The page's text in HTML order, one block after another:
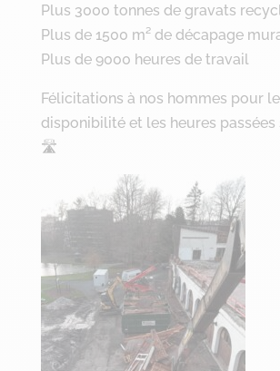
Plus 3000 tonnes de gravats
Plus de 1500 m² de décapage
Plus de 9000 heures de travail
Félicitations à nos hommes pour
disponibilité et les heures passées
🛣️